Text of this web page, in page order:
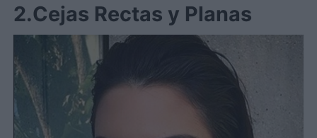
2.Cejas Rectas y Planas